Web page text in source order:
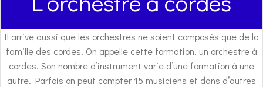
Il arrive aussi que les orchestres ne soient composés que de la
famille des cordes. On appelle cette formation, un orchestre à
cordes. Son nombre d’instrument varie d’une formation à une
autre. Parfois on peut compter 15 musiciens et dans d’autres